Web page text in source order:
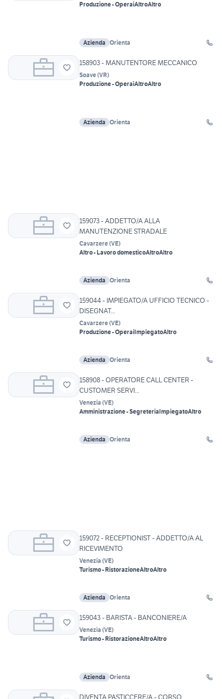
Produzione - OperaiAltroAltro
Azienda Orienta
158903 - MANUTENTORE MECCANICO
Soave(VR)
Produzione - OperaiAltroAltro
Azienda Orienta
159073 - ADDETTO/A ALLA
MANUTENZIONE STRADALE
Cavarzere(VE)
Altro - Lavoro domesticoAltroAltro
Azienda Orienta
159044 - IMPIEGATO/A UFFICIO TECNICO -
DISEGNAT...
Cavarzere(VE)
Produzione - OperaiImpiegatoAltro
Azienda Orienta
158908 - OPERATORE CALL CENTER -
CUSTOMER SERVI...
Venezia (VE)
Amministrazione - SegreteriaImpiegatoAltro
Azienda Orienta
159072 - RECEPTIONIST - ADDETTO/A AL
RICEVIMENTO
Venezia (VE)
Turismo - RistorazioneAltroAltro
Azienda Orienta
159043 - BARISTA - BANCONIERE/A
Venezia (VE)
Turismo - RistorazioneAltroAltro
Azienda Orienta
DIVENTA PASTICCERE/A - CORSO